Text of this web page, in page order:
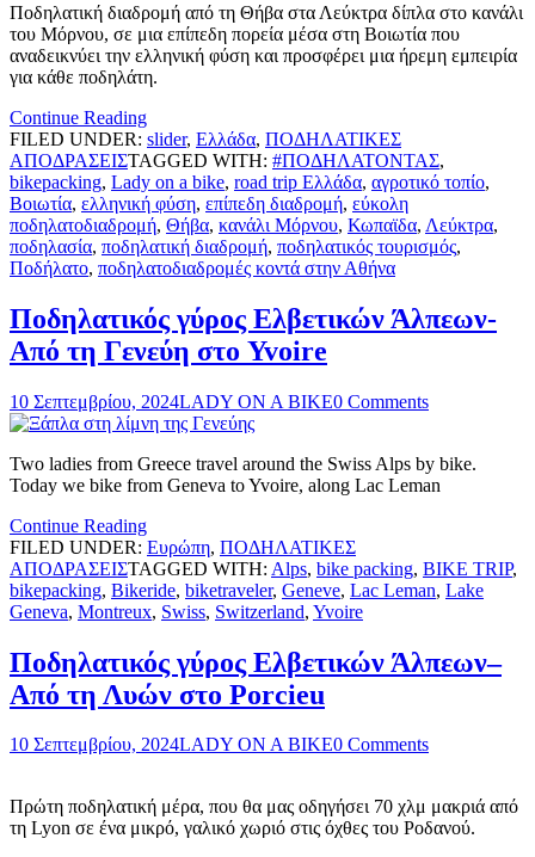
Ποδηλατική διαδρομή από τη Θήβα στα Λεύκτρα δίπλα στο κανάλι
του Μόρνου, σε μια επίπεδη πορεία μέσα στη Βοιωτία που
αναδεικνύει την ελληνική φύση και προσφέρει μια ήρεμη εμπειρία
για κάθε ποδηλάτη.
Continue Reading
FILED UNDER: slider, Ελλάδα, ΠΟΔΗΛΑΤΙΚΕΣ
ΑΠΟΔΡΑΣΕΙΣTAGGED WITH: #ΠΟΔΗΛΑΤΟΝΤΑΣ,
bikepacking, Lady on a bike, road trip Ελλάδα, αγροτικό τοπίο,
Βοιωτία, ελληνική φύση, επίπεδη διαδρομή, εύκολη
ποδηλατοδιαδρομή, Θήβα, κανάλι Μόρνου, Κωπαϊδα, Λεύκτρα,
ποδηλασία, ποδηλατική διαδρομή, ποδηλατικός τουρισμός,
Ποδήλατο, ποδηλατοδιαδρομές κοντά στην Αθήνα
Ποδηλατικός γύρος Ελβετικών Άλπεων-
Από τη Γενεύη στο Yvoire
10 Σεπτεμβρίου, 2024LADY ON A BIKE0 Comments
Two ladies from Greece travel around the Swiss Alps by bike.
Today we bike from Geneva to Yvoire, along Lac Leman
Continue Reading
FILED UNDER: Ευρώπη, ΠΟΔΗΛΑΤΙΚΕΣ
ΑΠΟΔΡΑΣΕΙΣTAGGED WITH: Alps, bike packing, BIKE TRIP,
bikepacking, Bikeride, biketraveler, Geneve, Lac Leman, Lake
Geneva, Montreux, Swiss, Switzerland, Yvoire
Ποδηλατικός γύρος Ελβετικών Άλπεων–
Από τη Λυών στο Porcieu
10 Σεπτεμβρίου, 2024LADY ON A BIKE0 Comments
Πρώτη ποδηλατική μέρα, που θα μας οδηγήσει 70 χλμ μακριά από
τη Lyon σε ένα μικρό, γαλικό χωριό στις όχθες του Ροδανού.